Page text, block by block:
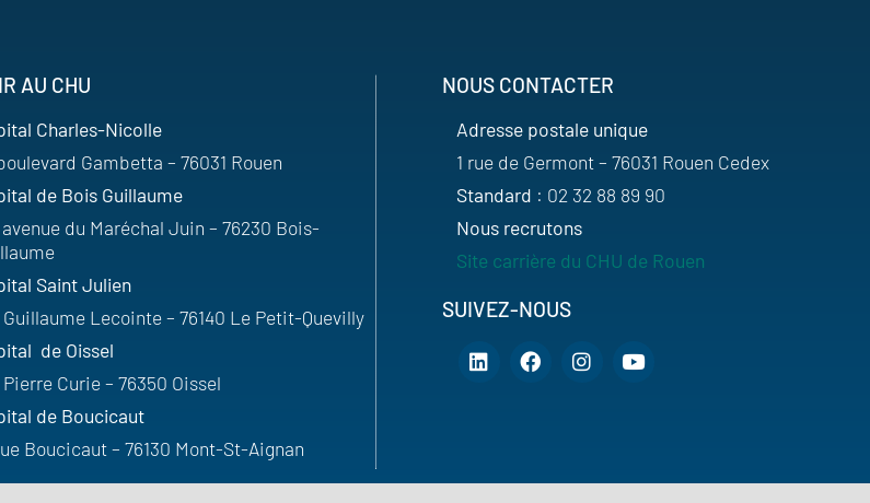
AU CHU
Charles-Nicolle
Gambetta – 76031 Rouen
de Bois Guillaume
avenue du Maréchal Juin – 76230 Bois-
Saint Julien
Guillaume Lecointe – 76140 Le Petit-Quevilly
de Oissel
Curie – 76350 Oissel
de Boucicaut
Boucicaut – 76130 Mont-St-Aignan
NOUS CONTACTER
Adresse postale unique
1 rue de Germont – 76031 Rouen Cedex
Standard : 02 32 88 89 90
Nous recrutons
Site carrière du CHU de Rouen
SUIVEZ-NOUS